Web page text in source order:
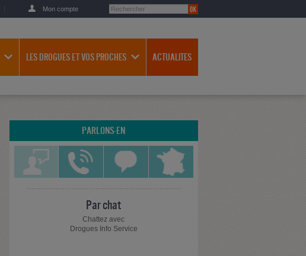
Mon compte
LES DROGUES ET VOS PROCHES ACTUALITES
PARLONS-EN
Par chat
Chattez avec
Drogues Info Service